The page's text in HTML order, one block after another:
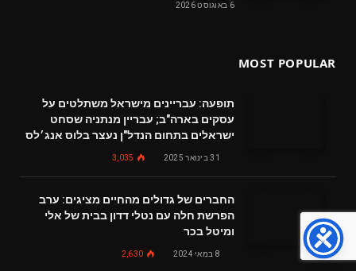
6 באוגוסט 2026
MOST POPULAR
תופעה: עבריינים מישראל משתלטים על
עסקים בארה"ב; עבריין מנתניה שסחט
ישראלים בתחום הנדל"ן נעצר בלוס אנג׳לס
31 בינואר 2025 3,035
החברים של גדולים מהחיים מציגים: ערב
הפרשת חלה עם נטלי דדון בבית של אלי
ומיטל בכר
8 במאי 2024 2,630